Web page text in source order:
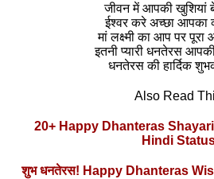
जीवन में आपकी खुशियां
ईश्वर करे अच्छा आपका
मां लक्ष्मी का आप पर पूरा
इतनी प्यारी धनतेरस
धनतेरस की हार्दिक
Also Read
20+ Happy Dhanteras
Hindi
शुभ धनतेरस! Happy Dhanteras